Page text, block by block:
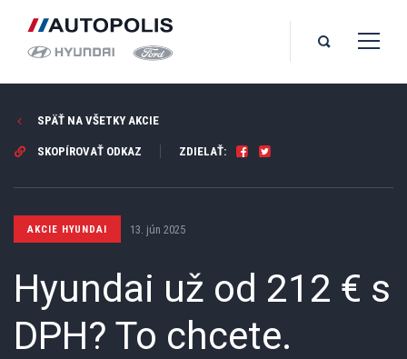
SPÄŤ NA VŠETKY AKCIE
SKOPÍROVAŤ ODKAZ ZDIELAŤ:
AKCIE HYUNDAI 13. jún 2025
Hyundai už od 212 € s
DPH? To chcete.